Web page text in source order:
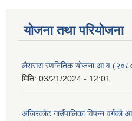
योजना तथा परियोजना
लैससस रणनितिक योजना आ.व
मिति: 03/21/2024 - 12:01
अजिरकाेट गाउँपालिका विपन्न वर्गकाे